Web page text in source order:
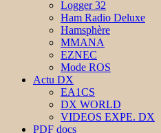
Logger 32
Ham Radio Deluxe
Hamsphère
MMANA
EZNEC
Mode ROS
Actu DX
EA1CS
DX WORLD
VIDEOS EXPE. DX
PDF docs